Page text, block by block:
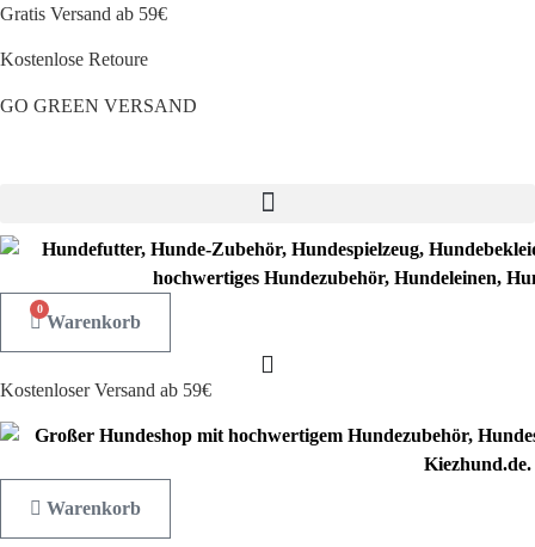
Zum
springen
Gratis Versand ab 59€
Kostenlose Retoure
GO GREEN VERSAND
0
Warenkorb
Kostenloser Versand ab 59€
Warenkorb